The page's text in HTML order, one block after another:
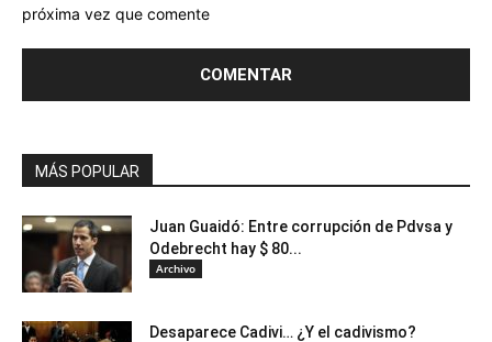
próxima vez que comente
MÁS POPULAR
Juan Guaidó: Entre corrupción de Pdvsa y
Odebrecht hay $ 80...
Archivo
Desaparece Cadivi… ¿Y el cadivismo?